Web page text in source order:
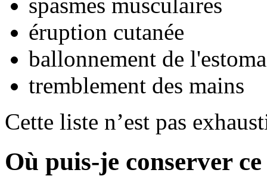
éruption cutanée
ballonnement de
tremblement des mains
Cette liste n’est pas
Où puis-je conserver